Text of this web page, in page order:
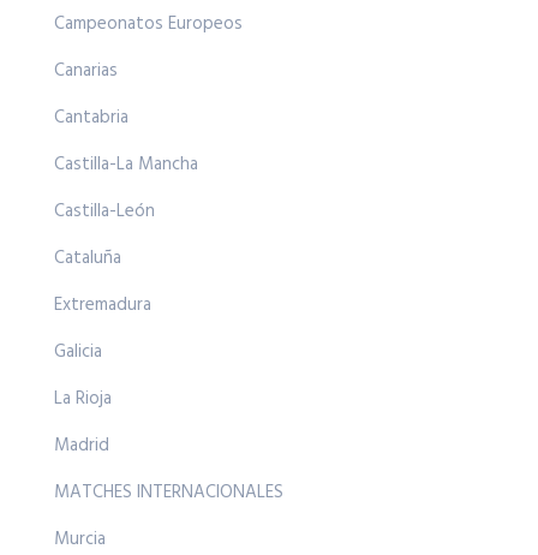
Campeonatos Europeos
Canarias
Cantabria
Castilla-La Mancha
Castilla-León
Cataluña
Extremadura
Galicia
La Rioja
Madrid
MATCHES INTERNACIONALES
Murcia